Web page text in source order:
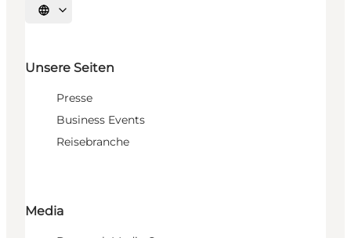
Sprache auswählen
Unsere Seiten
Presse
Business Events
Reisebranche
Media